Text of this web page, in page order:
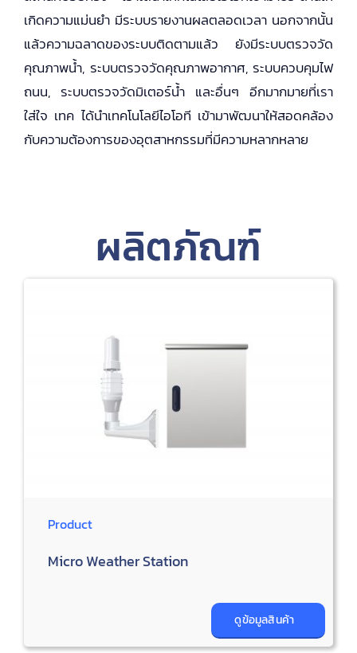
เกิดความแม่นยำ มีระบบรายงานผลตลอดเวลา นอกจากนั้น
แล้วความฉลาดของระบบติดตามแล้ว ยังมีระบบตรวจวัด
คุณภาพน้ำ, ระบบตรวจวัดคุณภาพอากาศ, ระบบควบคุมไฟ
ถนน, ระบบตรวจวัดมิเตอร์น้ำ และอื่นๆ อีกมากมายที่เรา
ใส่ใจ เทค ได้นำเทคโนโลยีไอโอที เข้ามาพัฒนาให้สอดคล้อง
กับความต้องการของอุตสาหกรรมที่มีความหลากหลาย
ผลิตภัณฑ์
Product
Micro Weather Station
ดูข้อมูลสินค้า